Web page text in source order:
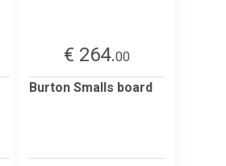
€ 264.00
Burton Smalls board